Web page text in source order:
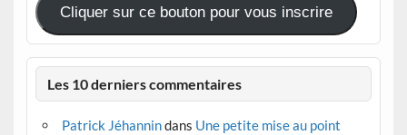
Cliquer sur ce bouton pour vous inscrire
Les 10 derniers commentaires
Patrick Jéhannindans Une petite mise au point